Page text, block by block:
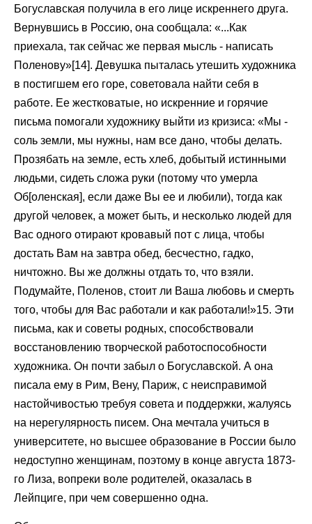
Богуславская получила в его лице искреннего друга.
Вернувшись в Россию, она сообщала: «...Как
приехала, так сейчас же первая мысль - написать
Поленову»[14]. Девушка пыталась утешить художника
в постигшем его горе, советовала найти себя в
работе. Ее жестковатые, но искренние и горячие
письма помогали художнику выйти из кризиса: «Мы -
соль земли, мы нужны, нам все дано, чтобы делать.
Прозябать на земле, есть хлеб, добытый истинными
людьми, сидеть сложа руки (потому что умерла
Об[оленская], если даже Вы ее и любили), тогда как
другой человек, а может быть, и несколько людей для
Вас одного отирают кровавый пот с лица, чтобы
достать Вам на завтра обед, бесчестно, гадко,
ничтожно. Вы же должны отдать то, что взяли.
Подумайте, Поленов, стоит ли Ваша любовь и смерть
того, чтобы для Вас работали и как работали!»15. Эти
письма, как и советы родных, способствовали
восстановлению творческой работоспособности
художника. Он почти забыл о Богуславской. А она
писала ему в Рим, Вену, Париж, с неисправимой
настойчивостью требуя совета и поддержки, жалуясь
на нерегулярность писем. Она мечтала учиться в
университете, но высшее образование в России было
недоступно женщинам, поэтому в конце августа 1873-
го Лиза, вопреки воле родителей, оказалась в
Лейпциге, при чем совершенно одна.